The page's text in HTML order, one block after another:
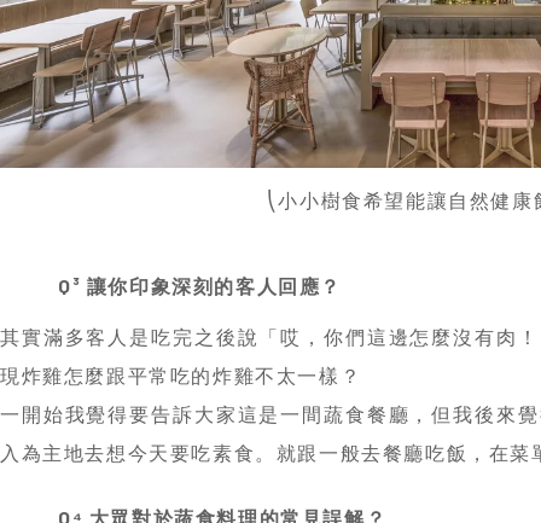
⎝小小樹食希望能讓自然健康
Q³ 讓你印象深刻的客人回應？
其實滿多客人是吃完之後說「哎，你們這邊怎麼沒有肉
現炸雞怎麼跟平常吃的炸雞不太一樣？
Q⁴ 大眾對於蔬食料理的常見誤解？
做蔬食前，我對於素食的理解是加工食品很多，要不很
要我做的蔬食是這樣的類型，我希望它是自然的。
拿漢堡來舉例，雖然吃起來手會油膩膩的，但是一邊搭